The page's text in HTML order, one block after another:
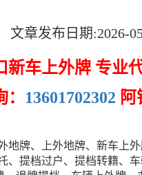
文章发布日期:2026-
新车上外牌 专业
13601702302 阿
地牌、上外地牌、新车上
、提档过户、提档转籍、